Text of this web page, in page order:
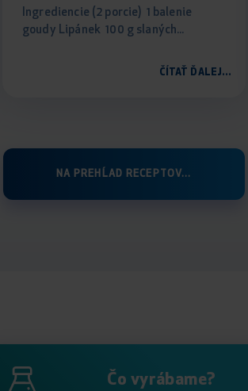
Ingrediencie (2 porcie) 1 balenie
goudy Lipánek 100 g slaných...
ČÍTAŤ ĎALEJ...
NA PREHĹAD RECEPTOV...
Čo vyrábame?